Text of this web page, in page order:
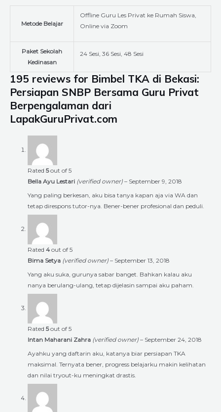
Metode Belajar
Offline Guru Les Privat ke Rumah Siswa,
Online via Zoom
Paket Sekolah
Kedinasan
24 Sesi, 36 Sesi, 48 Sesi
195 reviews for Bimbel TKA di Bekasi:
Persiapan SNBP Bersama Guru Privat
Berpengalaman dari
LapakGuruPrivat.com
Rated 5out of 5
Bella Ayu Lestari (verified owner) – September 9, 2018
Yang paling berkesan, aku bisa tanya kapan aja via WA dan
tetap direspons tutor-nya. Bener-bener profesional dan peduli.
Rated 4 out of 5
Bima Setya (verified owner) – September 13, 2018
Yang aku suka, gurunya sabar banget. Bahkan kalau aku
nanya berulang-ulang, tetap dijelasin sampai aku paham.
Rated 5out of 5
Intan Maharani Zahra (verified owner) – September 24, 2018
Ayahku yang daftarin aku, katanya biar persiapan TKA
maksimal. Ternyata bener, progress belajarku makin kelihatan
dan nilai tryout-ku meningkat drastis.